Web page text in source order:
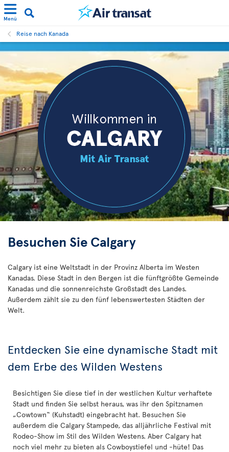
Menü
Reise nach Kanada
Besuchen Sie Calgary
Calgary ist eine Weltstadt in der Provinz Alberta im Westen
Kanadas. Diese Stadt in den Bergen ist die fünftgrößte Gemeinde
Kanadas und die sonnenreichste Großstadt des Landes.
Außerdem zählt sie zu den fünf lebenswertesten Städten der
Welt.
Entdecken Sie eine dynamische Stadt mit
dem Erbe des Wilden Westens
Besichtigen Sie diese tief in der westlichen Kultur verhaftete
Stadt und finden Sie selbst heraus, was ihr den Spitznamen
„Cowtown“ (Kuhstadt) eingebracht hat. Besuchen Sie
außerdem die Calgary Stampede, das alljährliche Festival mit
Rodeo-Show im Stil des Wilden Westens. Aber Calgary hat
noch viel mehr zu bieten als Cowboystiefel und -hüte! Das